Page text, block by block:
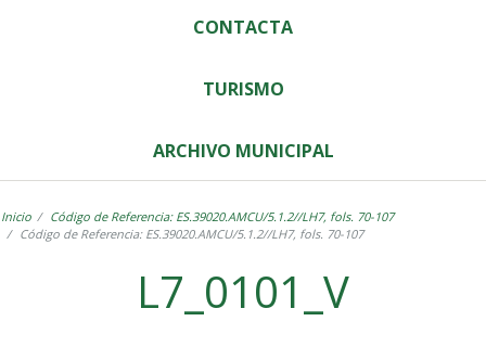
CONTACTA
TURISMO
ARCHIVO MUNICIPAL
Inicio
Código de Referencia: ES.39020.AMCU/5.1.2//LH7, fols. 70-107
Código de Referencia: ES.39020.AMCU/5.1.2//LH7, fols. 70-107
L7_0101_V